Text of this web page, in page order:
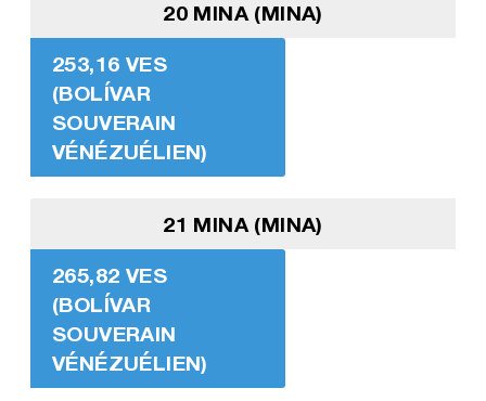
20 MINA (MINA)
253,16 VES
(BOLÍVAR
SOUVERAIN
VÉNÉZUÉLIEN)
21 MINA (MINA)
265,82 VES
(BOLÍVAR
SOUVERAIN
VÉNÉZUÉLIEN)